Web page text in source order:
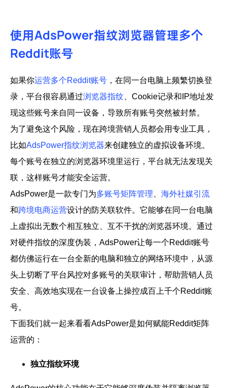
使用AdsPower指纹浏览器管理多个
Reddit账号
如果你运营多个Reddit账号 ，在同一台电脑上频繁切换登
录，平台很容易通过浏览器指纹 、Cookie记录和IP地址发
现这些账号来自同一设备，导致所有账号突然被封禁。
为了避免这个风险，现在跨境营销人员都会用专业工具，
比如AdsPower指纹浏览器来创建独立的虚拟设备环境。
每个账号在独立的浏览器环境里运行，平台就无法发现关
联，这样账号才能安全运营。
AdsPower是一款专门为多账号矩阵管理
海外社媒引流
和跨境电商运营设计的防关联软件。它能够在同一台电脑
上虚拟出无数个相互独立、互不干扰的浏览器环境。通过
对硬件指纹的深度伪装，AdsPower让每一个Reddit账号
都仿佛运行在一台全新的电脑和独立的网络环境中，从源
头上切断了平台风控对多账号的关联审计，帮助营销人员
安全、高效地实现在一台设备上操控成百上千个Reddit账
号。
下面我们就一起来看看AdsPower是如何赋能Reddit矩阵
运营的：
独立指纹环境